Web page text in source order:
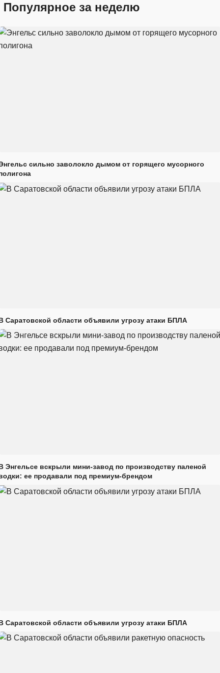
Популярное за неделю
сильно заволокло дымом от горящего мусорного
Саратовской области объявили угрозу атаки БПЛА
Энгельсе вскрыли мини-завод по производству паленой
ее продавали под премиум-брендом
Саратовской области объявили угрозу атаки БПЛА